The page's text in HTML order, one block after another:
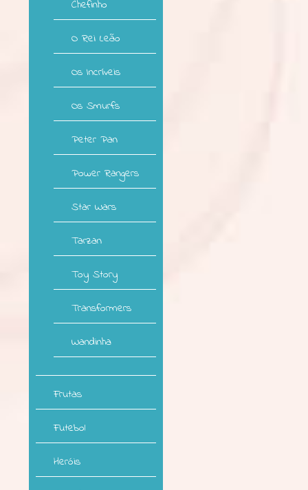
Chefinho
O Rei Leão
Os Incríveis
Os Smurfs
Peter Pan
Power Rangers
Star Wars
Tarzan
Toy Story
Transformers
Wandinha
Frutas
Futebol
Heróis